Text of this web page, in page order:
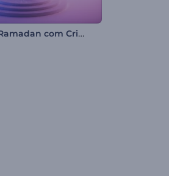
Abertura do Ramadan com Cristal